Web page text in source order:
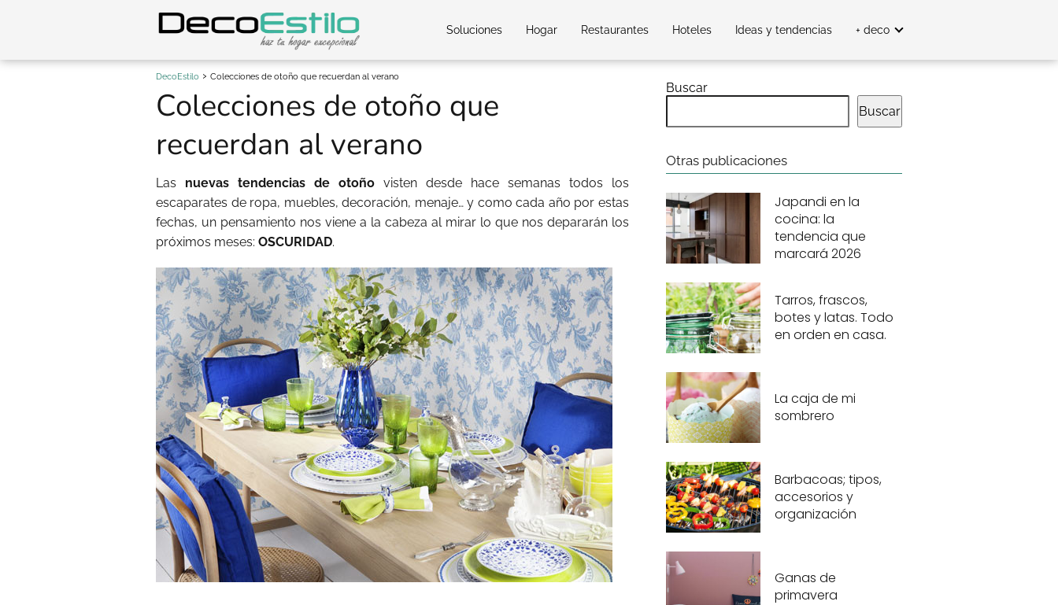
Soluciones Hogar Restaurantes Hoteles Ideas y tendencias + deco
DecoEstilo Colecciones de otoño que recuerdan al verano
Colecciones de otoño que
recuerdan al verano
Las nuevas tendencias de otoñovisten desde hace semanas todos los
escaparates de ropa, muebles, decoración, menaje… y como cada año por estas
fechas, un pensamiento nos viene a la cabeza al mirar lo que nos depararán los
próximos meses: OSCURIDAD.
Buscar
Buscar
Otras publicaciones
Japandi en la
cocina: la
tendencia que
marcará 2026
Tarros, frascos,
botes y latas. Todo
en orden en casa.
La caja de mi
sombrero
Barbacoas; tipos,
accesorios y
organización
Ganas de
primavera